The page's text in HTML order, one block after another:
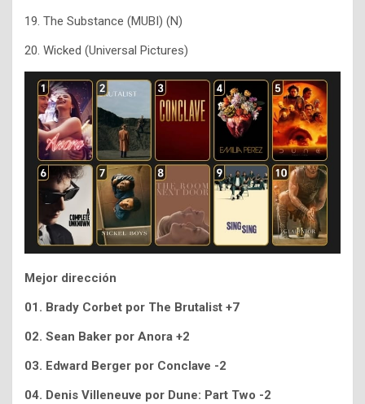
19. The Substance (MUBI) (N)
20. Wicked (Universal Pictures)
Mejor dirección
01. Brady Corbet por The Brutalist +7
02. Sean Baker por Anora +2
03. Edward Berger por Conclave -2
04. Denis Villeneuve por Dune: Part Two -2